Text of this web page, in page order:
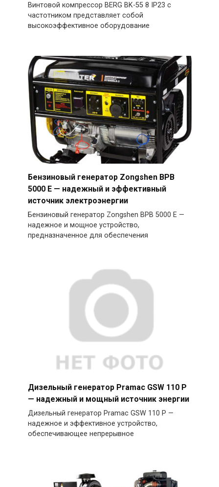
Винтовой компрессор BERG BK-55 8 IP23 с
частотником представляет собой
высокоэффективное оборудование
Бензиновый генератор Zongshen BPB
5000 E — надежный и эффективный
источник электроэнергии
Бензиновый генератор Zongshen BPB 5000 E —
надежное и мощное устройство,
предназначенное для обеспечения
Дизельный генератор Pramac GSW 110 P
— надежный и мощный источник энергии
Дизельный генератор Pramac GSW 110 P —
надежное и эффективное устройство,
обеспечивающее непрерывное